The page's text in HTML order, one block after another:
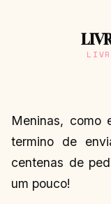
Meninas, como
termino de
centenas de
um pouco!